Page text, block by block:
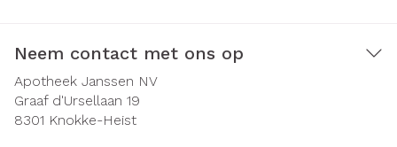
Neem contact met ons op
Apotheek Janssen NV
Graaf d'Ursellaan 19
8301 Knokke-Heist